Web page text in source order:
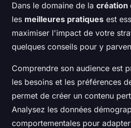
Dans le domaine de la création
les meilleures pratiques est
maximiser l'impact de votre
quelques conseils pour y
Comprendre son audience est
les besoins et les préférences
permet de créer un contenu
Analysez les données
comportementales pour